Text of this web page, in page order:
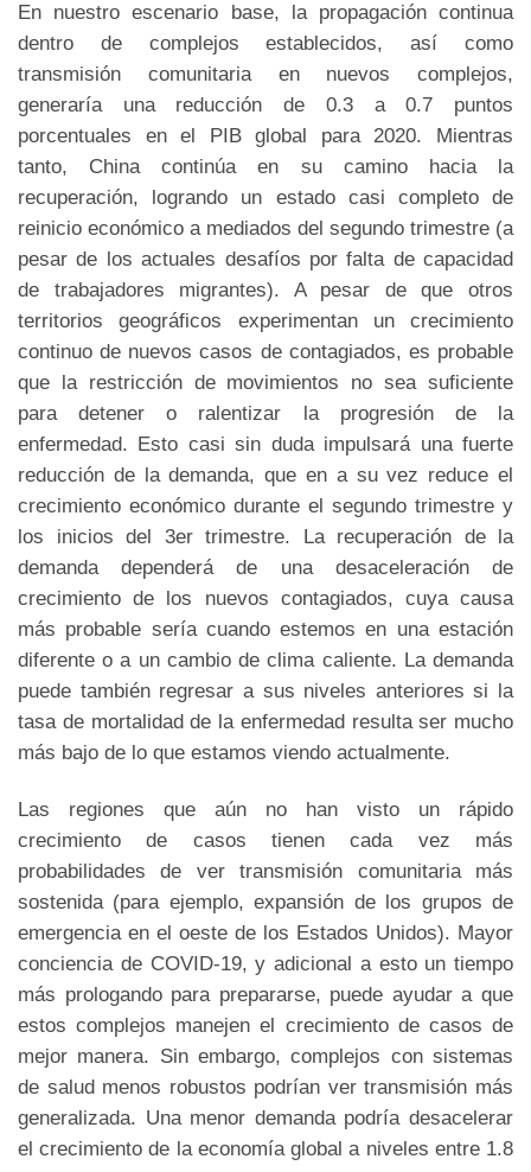
En nuestro escenario base, la propagación continua
dentro de complejos establecidos, así como
transmisión comunitaria en nuevos complejos,
generaría una reducción de 0.3 a 0.7 puntos
porcentuales en el PIB global para 2020. Mientras
tanto, China continúa en su camino hacia la
recuperación, logrando un estado casi completo de
reinicio económico a mediados del segundo trimestre (a
pesar de los actuales desafíos por falta de capacidad
de trabajadores migrantes). A pesar de que otros
territorios geográficos experimentan un crecimiento
continuo de nuevos casos de contagiados, es probable
que la restricción de movimientos no sea suficiente
para detener o ralentizar la progresión de la
enfermedad. Esto casi sin duda impulsará una fuerte
reducción de la demanda, que en a su vez reduce el
crecimiento económico durante el segundo trimestre y
los inicios del 3er trimestre. La recuperación de la
demanda dependerá de una desaceleración de
crecimiento de los nuevos contagiados, cuya causa
más probable sería cuando estemos en una estación
diferente o a un cambio de clima caliente. La demanda
puede también regresar a sus niveles anteriores si la
tasa de mortalidad de la enfermedad resulta ser mucho
más bajo de lo que estamos viendo actualmente.
Las regiones que aún no han visto un rápido
crecimiento de casos tienen cada vez más
probabilidades de ver transmisión comunitaria más
sostenida (para ejemplo, expansión de los grupos de
emergencia en el oeste de los Estados Unidos). Mayor
conciencia de COVID-19, y adicional a esto un tiempo
más prologando para prepararse, puede ayudar a que
estos complejos manejen el crecimiento de casos de
mejor manera. Sin embargo, complejos con sistemas
de salud menos robustos podrían ver transmisión más
generalizada. Una menor demanda podría desacelerar
el crecimiento de la economía global a niveles entre 1.8